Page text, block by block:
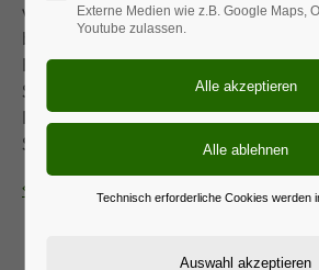
vorverlegt: Es wird nun statt am
bereits am Dienstag, 15. Juli, von
Elsenfelder Spessartstadion
Schülerinnen und Schüler messen
Disziplinen Laufen, Springen und
Staffeln.
Zurück zur Newsübersicht
Externe Medien wie z.B. Google Maps,
Youtube zulassen.
Technisch erforderliche Cookies werden